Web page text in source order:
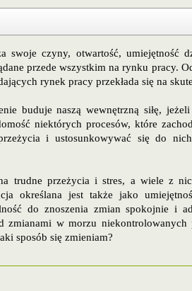
swoje czyny, otwartość, umiejętność
przede wszystkim na rynku pracy.
rynek pracy przekłada się na
buduje naszą wewnętrzną siłę,
niektórych procesów, które
i ustosunkowywać się do
trudne przeżycia i stres, a wiele z
określana jest także jako
do znoszenia zmian spokojnie i
zmianami w morzu
sposób się zmieniam?